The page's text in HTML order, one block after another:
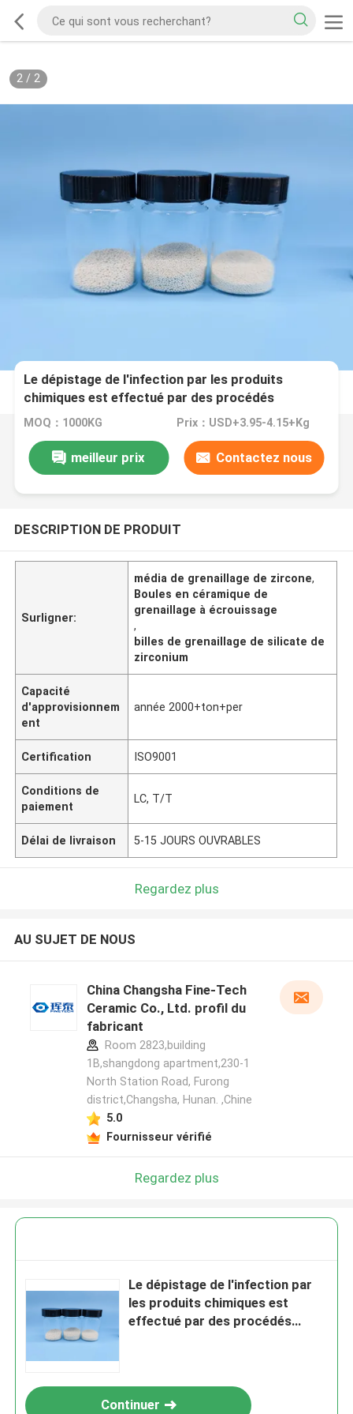
2/ 2
Le dépistage de l'infection par les produits
chimiques est effectué par des procédés
chimiques.
MOQ：1000KG Prix：USD+3.95-4.15+Kg
meilleur prix Contactez nous
DESCRIPTION DE PRODUIT
Surligner:
média de grenaillage de zircone,
Boules en céramique de
grenaillage à écrouissage
,
billes de grenaillage de silicate de
zirconium
Capacité
d'approvisionnem
ent
année 2000+ton+per
Certification ISO9001
Conditions de
paiement
LC, T/T
Délai de livraison 5-15 JOURS OUVRABLES
Regardez plus
AU SUJET DE NOUS
China Changsha Fine-Tech
Ceramic Co., Ltd. profil du
fabricant
Room 2823,building
1B,shangdong apartment,230-1
North Station Road, Furong
district,Changsha, Hunan. ,Chine
5.0
Fournisseur vérifié
Regardez plus
Le dépistage de l'infection par
les produits chimiques est
effectué par des procédés
Continuer